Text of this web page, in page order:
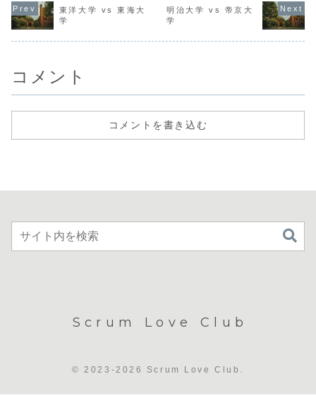
東洋大学 vs 東海大
学
明治大学 vs 帝京大
学
コメント
コメントを書き込む
Scrum Love Club
© 2023-2026 Scrum Love Club.